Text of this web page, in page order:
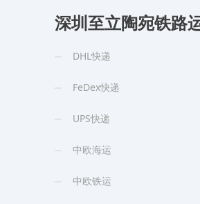
深圳至立陶宛铁路
DHL快递
FeDex快递
UPS快递
中欧海运
中欧铁运